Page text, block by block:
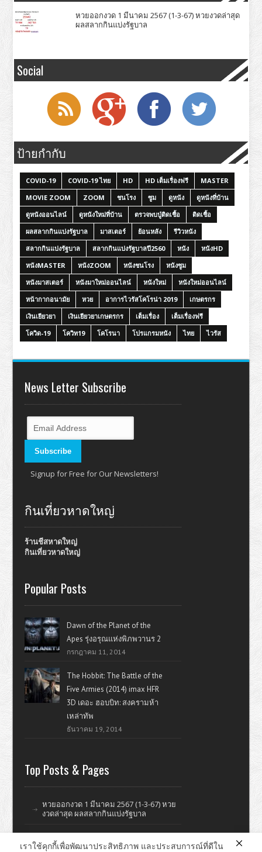
หวยออกงวด 1 มีนาคม 2567 (1-3-67) หวยงวดล่าสุด
ผลสลากกินแบ่งรัฐบาล
Social
ป้ายกำกับ
COVID-19 COVID-19 ไทย HD HD เต็มเรื่องฟรี
MASTER
MOVIE ZOOM
ZOOM ชนโรง ซูม ดูหนัง
ดูหนังที่บ้าน
ดูหนังออนไลน์
ดูหนังใหม่ที่บ้าน ตรวจพบปู่ติดเชื้อ
ติดเชื้อ
ผลสลากกินแบ่งรัฐบาล
มาสเตอร์ ย้อนหลัง
รีวิวหนัง
สลากกินแบ่งรัฐบาล
สลากกินแบ่งรัฐบาลปี2560 หนัง
หนังHD
หนังMASTER
หนังZOOM หนังชนโรง
หนังซูม
หนังมาสเตอร์
หนังมาใหม่ออนไลน์ หนังใหม่
หนังใหม่ออนไลน์
หน้ากากอนามัย
หวย อาการไวรัสโคโรน่า 2019
เกษตรกร
เงินเยียวยา
เงินเยียวยาเกษตรกร เต็มเรื่อง
เต็มเรื่องฟรี
โควิด-19
โควิท19 โคโรนา โปรแกรมหนัง ไทย ไวรัส
News Letter Subscribe
Signup for Free for Our Newsletters!
กินเที่ยวหาดใหญ่
ร้านชีสหาดใหญ่
กินเที่ยวหาดใหญ่
Popular Posts
Dawn of the Planet of the
Apes รุ่งอรุณแห่งพิภพวานร 2
กรกฎาคม 11, 2014
The Hobbit: The Battle of the
Five Armies (2014) imax HFR
3D เดอะ ฮอบบิท: สงครามห้า
เหล่าทัพ
ธันวาคม 19, 2014
Top Posts & Pages
หวยออกงวด 1 มีนาคม 2567 (1-3-67) หวย
งวดล่าสุด ผลสลากกินแบ่งรัฐบาล
เราใช้คุกกี้เพื่อพัฒนาประสิทธิภาพ และประสบการณ์ที่ดีใน